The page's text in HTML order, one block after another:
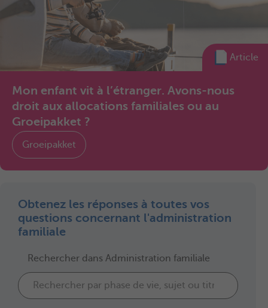
Article
Mon enfant vit à l’étranger. Avons-nous
droit aux allocations familiales ou au
Groeipakket ?
Groeipakket
Obtenez les réponses à toutes vos
questions concernant l'administration
familiale
Rechercher dans Administration familiale